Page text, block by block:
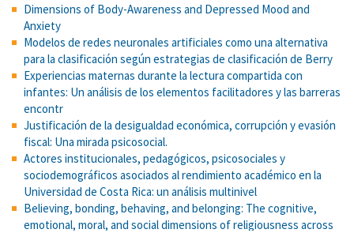
Dimensions of Body-Awareness and Depressed Mood and
Anxiety
Modelos de redes neuronales artificiales como una alternativa
para la clasificación según estrategias de clasificación de Berry
Experiencias maternas durante la lectura compartida con
infantes: Un análisis de los elementos facilitadores y las barreras
encontr
Justificación de la desigualdad económica, corrupción y evasión
fiscal: Una mirada psicosocial.
Actores institucionales, pedagógicos, psicosociales y
sociodemográficos asociados al rendimiento académico en la
Universidad de Costa Rica: un análisis multinivel
Believing, bonding, behaving, and belonging: The cognitive,
emotional, moral, and social dimensions of religiousness across